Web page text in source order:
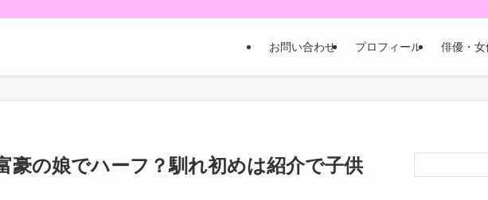
お問い合わせ プロフィール 俳優・
豪の娘でハーフ？馴れ初めは紹介で子供